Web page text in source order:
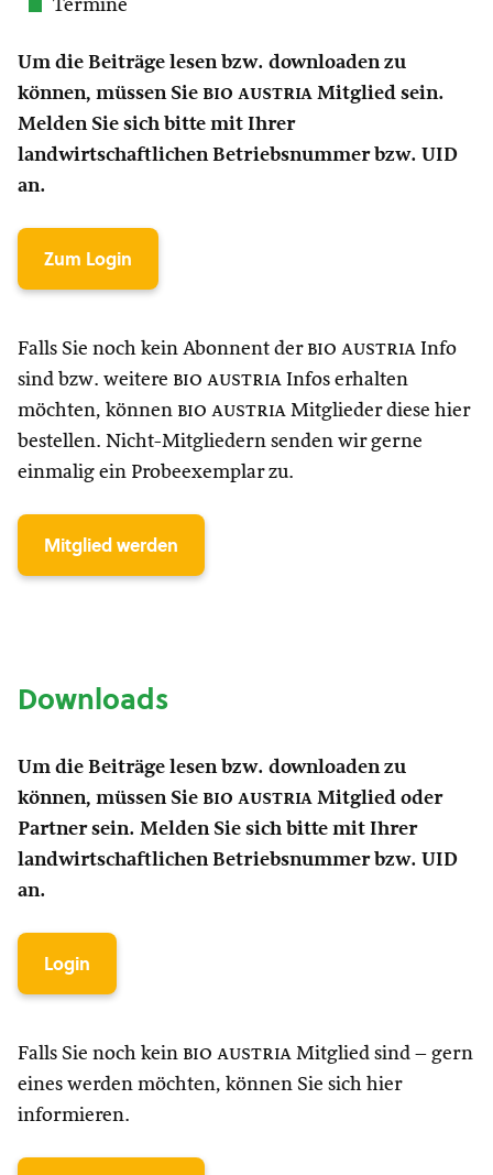
Termine
Um die Beiträge lesen bzw. downloaden zu
können, müssen Sie bio austria Mitglied sein.
Melden Sie sich bitte mit Ihrer
landwirtschaftlichen Betriebsnummer bzw. UID
an.
Zum Login
Falls Sie noch kein Abonnent der bio austria Info
sind bzw. weitere bio austria Infos erhalten
möchten, können bio austria Mitglieder diese hier
bestellen. Nicht-Mitgliedern senden wir gerne
einmalig ein Probeexemplar zu.
Mitglied werden
Downloads
Um die Beiträge lesen bzw. downloaden zu
können, müssen Sie bio austria Mitglied oder
Partner sein. Melden Sie sich bitte mit Ihrer
landwirtschaftlichen Betriebsnummer bzw. UID
an.
Login
Falls Sie noch kein bio austria Mitglied sind – gern
eines werden möchten, können Sie sich hier
informieren.